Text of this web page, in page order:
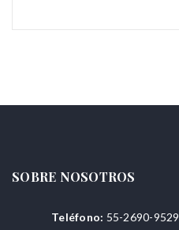
SOBRE NOSOTROS
Teléfono: 55-2690-9529